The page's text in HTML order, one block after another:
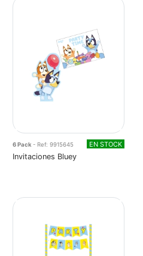
6 Pack - Ref: 9915645 EN STOCK
Invitaciones Bluey